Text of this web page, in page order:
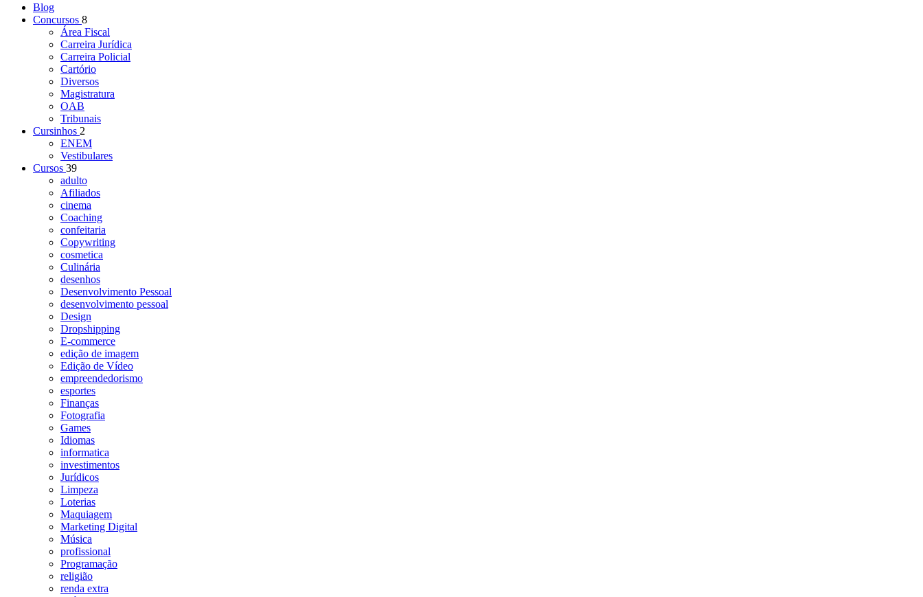
Blog
Concursos 8
Área Fiscal
Carreira Jurídica
Carreira Policial
Cartório
Diversos
Magistratura
OAB
Tribunais
Cursinhos 2
ENEM
Vestibulares
Cursos 39
adulto
Afiliados
cinema
Coaching
confeitaria
Copywriting
cosmetica
Culinária
desenhos
Desenvolvimento Pessoal
desenvolvimento pessoal
Design
Dropshipping
E-commerce
edição de imagem
Edição de Vídeo
empreendedorismo
esportes
Finanças
Fotografia
Games
Idiomas
informatica
investimentos
Jurídicos
Limpeza
Loterias
Maquiagem
Marketing Digital
Música
profissional
Programação
religião
renda extra